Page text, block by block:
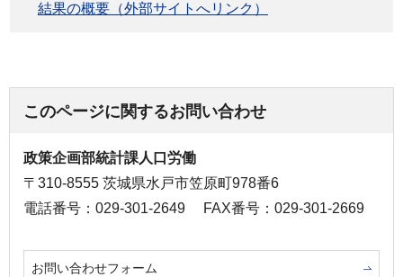
結果の概要（外部サイトへリンク）
このページに関するお問い合わせ
政策企画部統計課人口労働
〒310-8555 茨城県水戸市笠原町978番6
電話番号：029-301-2649
FAX番号：029-301-2669
お問い合わせフォーム